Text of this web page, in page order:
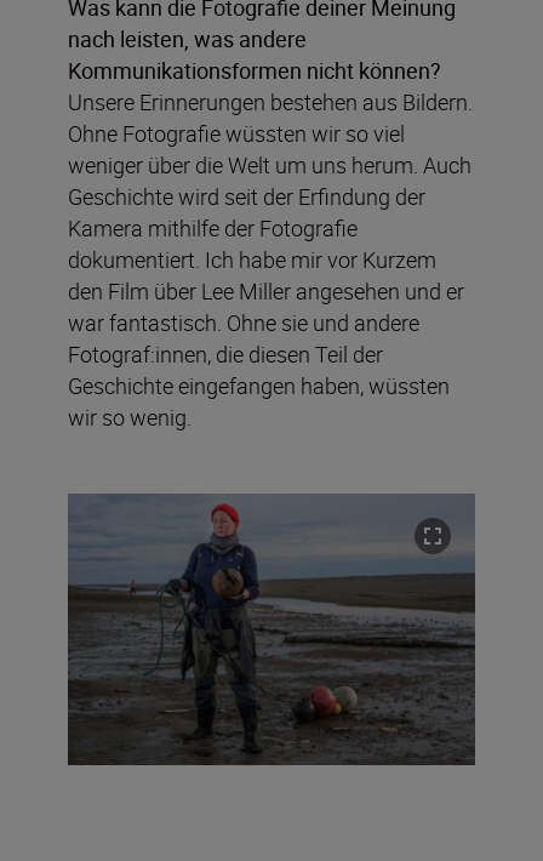
Was kann die Fotografie deiner Meinung
nach leisten, was andere
Kommunikationsformen nicht können?
Unsere Erinnerungen bestehen aus Bildern.
Ohne Fotografie wüssten wir so viel
weniger über die Welt um uns herum. Auch
Geschichte wird seit der Erfindung der
Kamera mithilfe der Fotografie
dokumentiert. Ich habe mir vor Kurzem
den Film über Lee Miller angesehen und er
war fantastisch. Ohne sie und andere
Fotograf:innen, die diesen Teil der
Geschichte eingefangen haben, wüssten
wir so wenig.